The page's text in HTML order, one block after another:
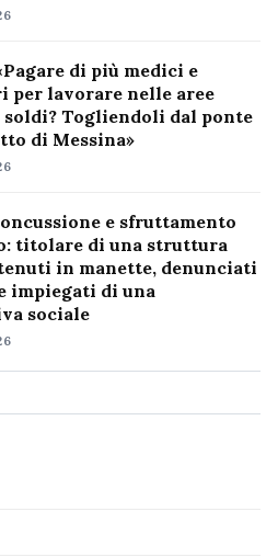
di più medici e
per lavorare nelle aree
Togliendoli dal ponte
di Messina»
e sfruttamento
titolare di una struttura
in manette, denunciati
impiegati di una
sociale